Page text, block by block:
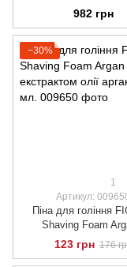
982 грн
−30%
1
Артикул:
Піна для гоління
Shaving Foam
екстрактом олії
123 грн 176